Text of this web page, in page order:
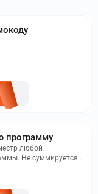
программу
любой
Не суммируется с